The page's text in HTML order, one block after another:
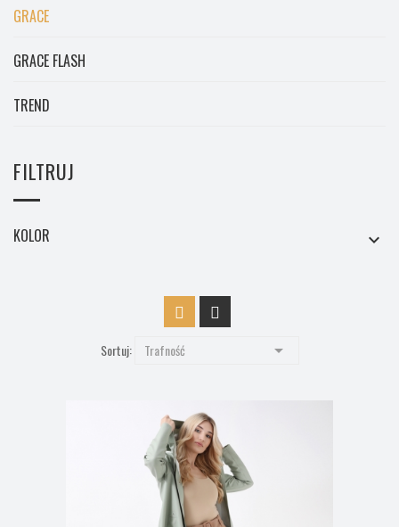
GRACE
GRACE FLASH
TREND
FILTRUJ
KOLOR 
Sortuj: Trafność 